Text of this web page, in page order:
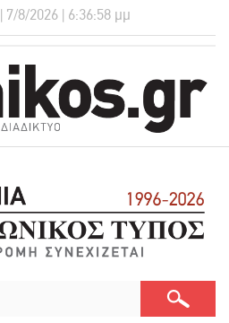
| 7/8/2026 | 6:36:58 μμ